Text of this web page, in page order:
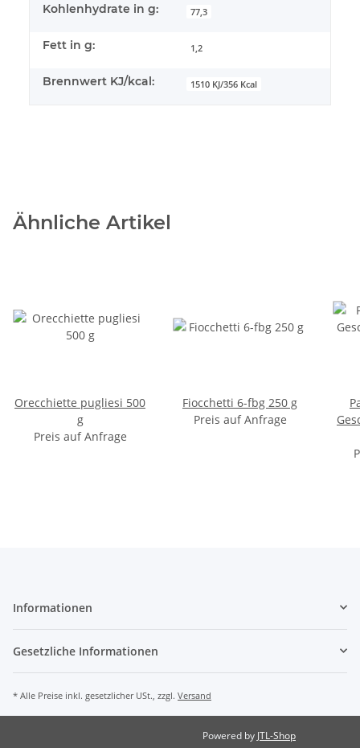
Kohlenhydrate in g: 77,3
Fett in g: 1,2
Brennwert KJ/kcal: 1510 KJ/356 Kcal
Ähnliche Artikel
Orecchiette pugliesi 500
g
Preis auf Anfrage
Fiocchetti 6-fbg 250 g
Preis auf Anfrage
Informationen
Gesetzliche Informationen
* Alle Preise inkl. gesetzlicher USt., zzgl. Versand
Powered by JTL-Shop